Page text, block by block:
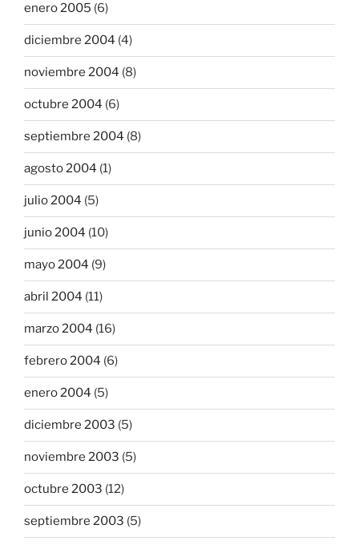
enero 2005 (6)
diciembre 2004 (4)
noviembre 2004 (8)
octubre 2004 (6)
septiembre 2004 (8)
agosto 2004 (1)
julio 2004 (5)
junio 2004 (10)
mayo 2004 (9)
abril 2004 (11)
marzo 2004 (16)
febrero 2004 (6)
enero 2004 (5)
diciembre 2003 (5)
noviembre 2003 (5)
octubre 2003 (12)
septiembre 2003 (5)